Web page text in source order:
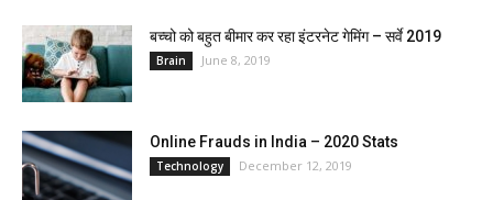
बच्चो को बहुत बीमार कर रहा इंटरनेट गेमिंग – सर्वे 2019
Brain June 8, 2019
Online Frauds in India – 2020 Stats
Technology December 12, 2019